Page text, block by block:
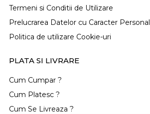
Termeni si Conditii de Utilizare
Prelucrarea Datelor cu Caracter Personal
Politica de utilizare Cookie-uri
PLATA SI LIVRARE
Cum Cumpar ?
Cum Platesc ?
Cum Se Livreaza ?